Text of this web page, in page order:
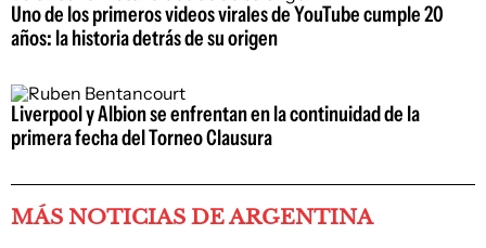
Uno de los primeros videos virales de YouTube cumple 20
años: la historia detrás de su origen
Liverpool y Albion se enfrentan en la continuidad de la
primera fecha del Torneo Clausura
MÁS NOTICIAS DE ARGENTINA